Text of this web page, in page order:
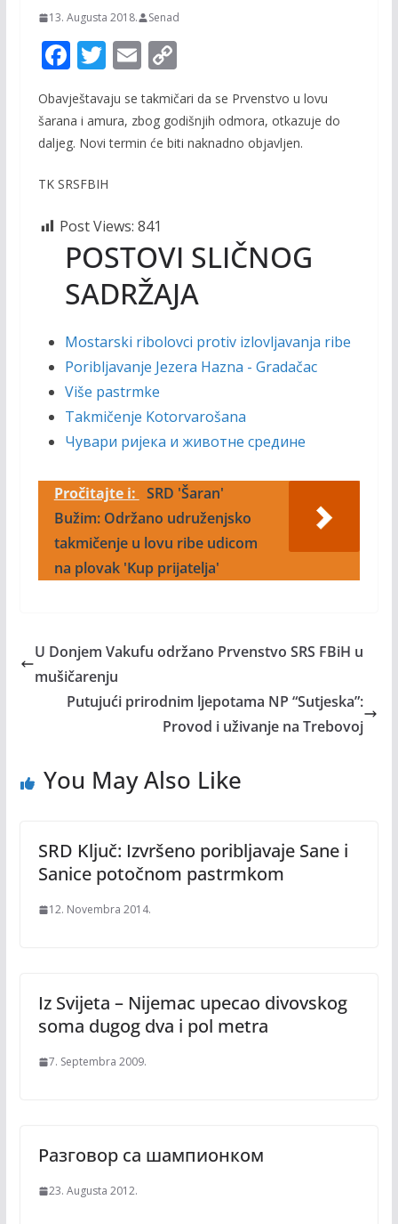
13. Augusta 2018. Senad
F
ac
e
b
o
k
T
itt
er
E
m
ai
l
C
o
p
y
Obavještavaju se takmičari da se Prvenstvo u lovu
šarana i amura, zbog godišnjih odmora, otkazuje do
daljeg. Novi termin će biti naknadno objavljen.
TK SRSFBIH
Post Views: 841
POSTOVI SLIČNOG
SADRŽAJA
Mostarski ribolovci protiv izlovljavanja ribe
Poribljavanje Jezera Hazna - Gradačac
Više pastrmke
Takmičenje Kotorvarošana
Чувари ријека и животне средине
Pročitajte i: SRD 'Šaran'
Bužim: Održano udruženjsko
takmičenje u lovu ribe udicom
na plovak 'Kup prijatelja'
U Donjem Vakufu održano Prvenstvo SRS FBiH u
mušičarenju
Putujući prirodnim ljepotama NP “Sutjeska”:
Provod i uživanje na Trebovoj
You May Also Like
SRD Ključ: Izvršeno poribljavaje Sane i
Sanice potočnom pastrmkom
12. Novembra 2014.
Iz Svijeta – Nijemac upecao divovskog
soma dugog dva i pol metra
7. Septembra 2009.
Разговор са шампионком
23. Augusta 2012.